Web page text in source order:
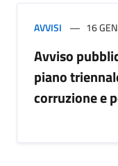
AVVISI 16
Avviso
piano
corruzione e